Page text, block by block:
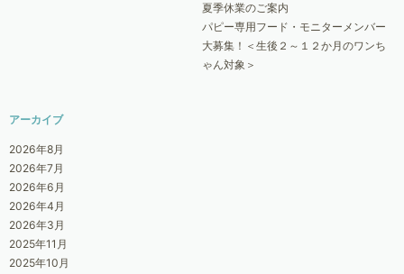
夏季休業のご案内
パピー専用フード・モニターメンバー
大募集！＜生後２～１２か月のワンち
ゃん対象＞
アーカイブ
2026年8月
2026年7月
2026年6月
2026年4月
2026年3月
2025年11月
2025年10月